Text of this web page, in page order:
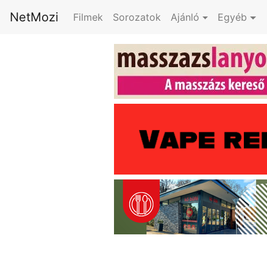
NetMozi Filmek Sorozatok Ajánló Egyéb